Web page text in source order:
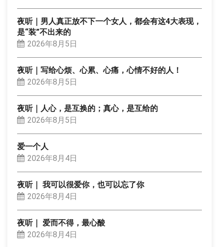
夜听｜男人真正放不下一个女人，都会有这4大表现，
是“装”不出来的
2026年8月5日
夜听｜写给心烦、心累、心痛，心情不好的人！
2026年8月5日
夜听｜人心，是互换的；真心，是互给的
2026年8月5日
爱一个人
2026年8月4日
夜听｜ 我可以很爱你，也可以忘了你
2026年8月4日
夜听｜ 爱而不得，最心酸
2026年8月4日